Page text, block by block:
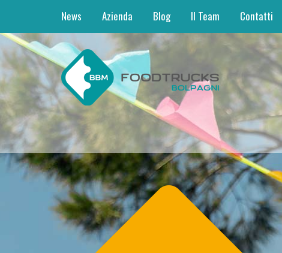
News Azienda Blog Il Team Contatti